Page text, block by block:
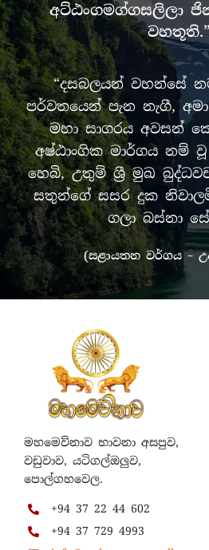
අට්ඨංගමග්ගසලිලා
වහතූති.”
“දසබලයන් වහන්සේ
පර්වතයෙන් පැන නැගී,
මහා සාගරය අවසන්
අෂ්ඨාංගික මාර්ගය නම්
හෙබි, උතුම් ශ්‍රී මුඛ
සතුන්ගේ සසර දුක
ගලා බස්නා
(සළායතන වර්ගය –
මහමෙව්නාව භාවනා අසපුව,
වඩුවාව, යටිගල්ඔලුව,
පොල්ගහවෙල.
+94 37 22 44 602
+94 37 729 4993